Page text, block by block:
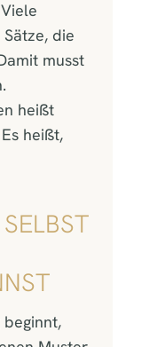
die
musst
heißt
heißt,